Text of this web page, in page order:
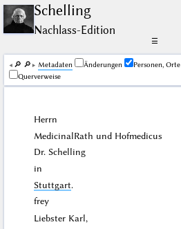
Schelling
Nachlass-Edition
☰
🔎︎ 🔎︎ Me­ta­da­ten Änderungen Personen, Orte
Querverweise
Herrn
MedicinalRath und Hofmedicus
Dr.Schelling
in
Stuttgart.
frey
Liebster Karl,